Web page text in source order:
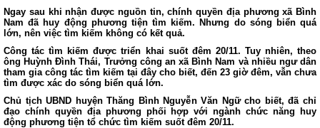
Ngay sau khi nhận được nguồn tin, chính quyền địa phương xã Bình
Nam đã huy động phương tiện tìm kiếm. Nhưng do sóng biển quá
lớn, nên việc tìm kiếm không có kết quả.
Công tác tìm kiếm được triển khai suốt đêm 20/11. Tuy nhiên, theo
ông Huỳnh Đình Thái, Trưởng công an xã Bình Nam và nhiều ngư dân
tham gia công tác tìm kiếm tại đây cho biết, đến 23 giờ đêm, vẫn chưa
tìm được xác do sóng biển quá lớn.
Chủ tịch UBND huyện Thăng Bình Nguyễn Văn Ngữ cho biết, đã chỉ
đạo chính quyền địa phương phối hợp với ngành chức năng huy
động phương tiện tổ chức tìm kiếm suốt đêm 20/11.